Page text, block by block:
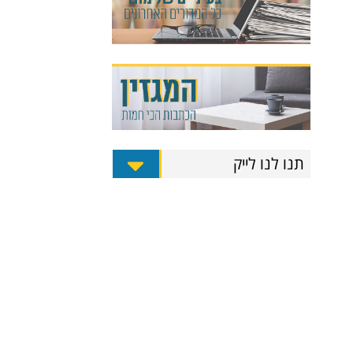
תנו לנו לייק